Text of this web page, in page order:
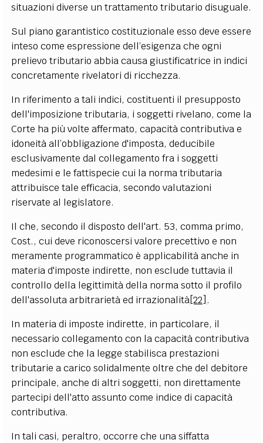
situazioni diverse un trattamento tributario disuguale.
Sul piano garantistico costituzionale esso deve essere
inteso come espressione dell’esigenza che ogni
prelievo tributario abbia causa giustificatrice in indici
concretamente rivelatori di ricchezza.
In riferimento a tali indici, costituenti il presupposto
dell'imposizione tributaria, i soggetti rivelano, come la
Corte ha più volte affermato, capacità contributiva e
idoneità all’obbligazione d'imposta, deducibile
esclusivamente dal collegamento fra i soggetti
medesimi e le fattispecie cui la norma tributaria
attribuisce tale efficacia, secondo valutazioni
riservate al legislatore.
Il che, secondo il disposto dell'art. 53, comma primo,
Cost., cui deve riconoscersi valore precettivo e non
meramente programmatico è applicabilità anche in
materia d'imposte indirette, non esclude tuttavia il
controllo della legittimità della norma sotto il profilo
dell'assoluta arbitrarietà ed irrazionalità[22] .
In materia di imposte indirette, in particolare, il
necessario collegamento con la capacità contributiva
non esclude che la legge stabilisca prestazioni
tributarie a carico solidalmente oltre che del debitore
principale, anche di altri soggetti, non direttamente
partecipi dell'atto assunto come indice di capacità
contributiva.
In tali casi, peraltro, occorre che una siffatta